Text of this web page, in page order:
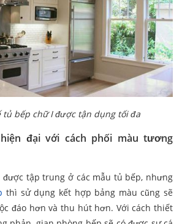
tủ bếp chữ I được tận dụng tối đa
đại với cách phối màu tương
được tập trung ở các mẫu tủ bếp, nhưng
thì sử dụng kết hợp bảng màu cũng sẽ
đáo hơn và thu hút hơn. Với cách thiết